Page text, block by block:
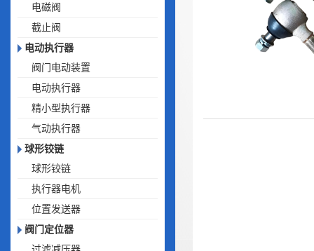
电磁阀
截止阀
电动执行器
阀门电动装置
电动执行器
精小型执行器
气动执行器
球形铰链
球形铰链
执行器电机
位置发送器
阀门定位器
过滤减压器